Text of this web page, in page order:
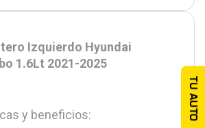
Izquierdo Hyundai
1.6Lt 2021-2025
y beneficios: TU AUTO